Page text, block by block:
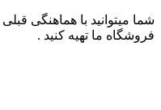
شما میتوانید با هماهنگی
فروشگاه ما تهیه کنید .